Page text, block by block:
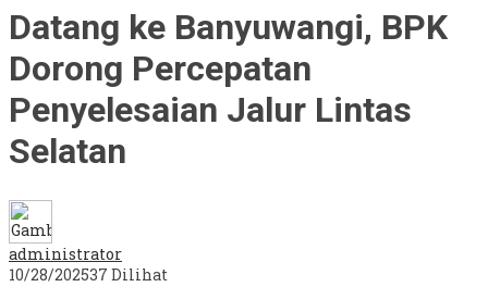
Datang ke Banyuwangi, BPK
Dorong Percepatan
Penyelesaian Jalur Lintas
Selatan
administrator
10/28/202537 Dilihat